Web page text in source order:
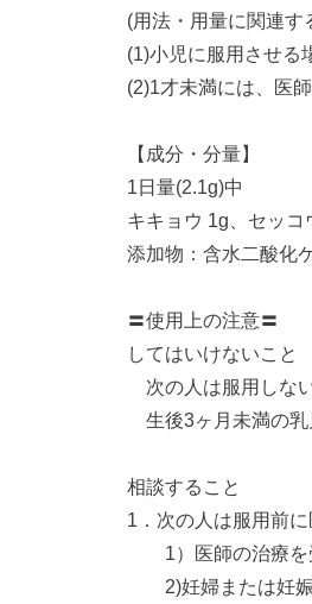
(用法・用量に関連す
(1)小児に服用させる
(2)1才未満には、医
【成分・分量】
1日量(2.1g)中
キキョウ 1g、セッ
添加物：含水二酸化
〓使用上の注意〓
してはいけないこと
次の人は服用しな
生後3ヶ月未満の乳
相談すること
1．次の人は服用前
1）医師の治療を
2)妊婦または妊娠